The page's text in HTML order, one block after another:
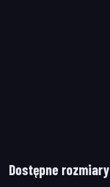
Dostępne rozmiary